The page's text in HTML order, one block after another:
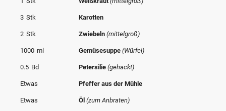
Muthgasse 2, 1190 Wien
3 Stk Karotten
2 Stk Zwiebeln(mittelgroß)
1000 ml Gemüsesuppe(Würfel)
0.5 Bd Petersilie(gehackt)
Etwas Pfeffer aus der Mühle
Etwas Öl(zum Anbraten)